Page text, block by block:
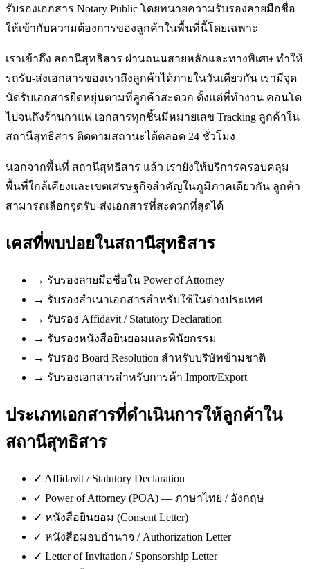
รับรองเอกสาร Notary Public โดยทนายความรับรองลายมือชื่อ
ให้เข้ากับความต้องการของลูกค้าในพื้นที่นี้โดยเฉพาะ
เราเข้าถึง สถานีสุทธิสาร ผ่านถนนสายหลักและทางพิเศษ ทำให้
รถรับ-ส่งเอกสารของเราถึงลูกค้าได้ภายในวันเดียวกัน เรามีจุด
นัดรับเอกสารยืดหยุ่นตามที่ลูกค้าสะดวก ตั้งแต่ที่ทำงาน คอนโด
ไปจนถึงร้านกาแฟ เอกสารทุกชิ้นมีหมายเลข Tracking ลูกค้าใน
สถานีสุทธิสาร ติดตามสถานะได้ตลอด 24 ชั่วโมง
นอกจากพื้นที่ สถานีสุทธิสาร แล้ว เรายังให้บริการครอบคลุม
พื้นที่ใกล้เคียงและเขตเศรษฐกิจสำคัญในภูมิภาคเดียวกัน ลูกค้า
สามารถเลือกจุดรับ-ส่งเอกสารที่สะดวกที่สุดได้
เคสที่พบบ่อยในสถานีสุทธิสาร
→ รับรองลายมือชื่อใน Power of Attorney
→ รับรองสำเนาเอกสารสำหรับใช้ในต่างประเทศ
→ รับรอง Affidavit / Statutory Declaration
→ รับรองหนังสือยินยอมและพินัยกรรม
→ รับรอง Board Resolution สำหรับบริษัทข้ามชาติ
→ รับรองเอกสารสำหรับการค้า Import/Export
ประเภทเอกสารที่ดำเนินการให้ลูกค้าใน
สถานีสุทธิสาร
✓ Affidavit / Statutory Declaration
✓ Power of Attorney (POA) — ภาษาไทย / อังกฤษ
✓ หนังสือยินยอม (Consent Letter)
✓ หนังสือมอบอำนาจ / Authorization Letter
✓ Letter of Invitation / Sponsorship Letter